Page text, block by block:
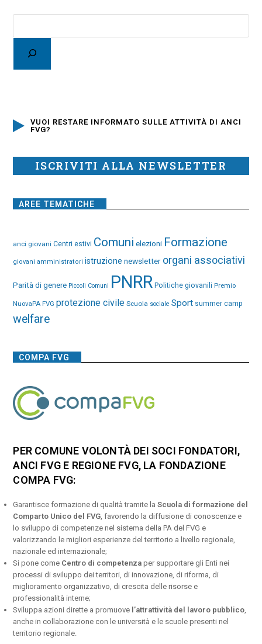
VUOI RESTARE INFORMATO SULLE ATTIVITÀ DI ANCI
FVG?
ISCRIVITI ALLA NEWSLETTER
AREE TEMATICHE
anci giovani Centri estivi Comuni elezioni Formazione
giovani amministratori istruzione newsletter organi associativi
Parità di genere Piccoli Comuni PNRR Politiche giovanili Premio
NuovaPA FVG protezione civile Scuola sociale Sport summer camp
welfare
COMPA FVG
PER COMUNE VOLONTÀ DEI SOCI FONDATORI,
ANCI FVG E REGIONE FVG, LA FONDAZIONE
COMPA FVG:
Garantisce formazione di qualità tramite laScuola di formazione del
Comparto Unico del FVG, favorendo la diffusione di conoscenze e
lo sviluppo di competenze nel sistema della PA del FVG e
valorizzando le migliori esperienze del territorio a livello regionale,
nazionale ed internazionale;
Si pone come Centro di competenza per supportare gli Enti nei
processi di sviluppo dei territori, di innovazione, di riforma, di
miglioramento organizzativo, di crescita delle risorse e
professionalità interne;
Sviluppa azioni dirette a promuove l’attrattività del lavoro pubblico,
anche in collaborazione con le università e le scuole presenti nel
territorio regionale.